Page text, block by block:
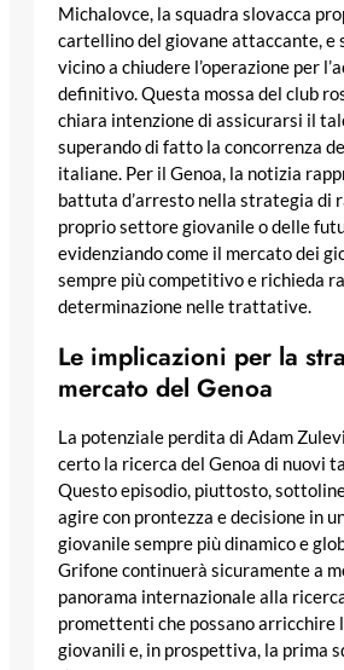
Michalovce, la squadra slovacca
cartellino del giovane attaccante, e
vicino a chiudere l’operazione per
definitivo. Questa mossa del club
chiara intenzione di assicurarsi il
superando di fatto la concorrenza
italiane. Per il Genoa, la notizia
battuta d’arresto nella strategia di
proprio settore giovanile o delle
evidenziando come il mercato dei
sempre più competitivo e richieda
determinazione nelle trattative.
Le implicazioni per la
mercato del Genoa
La potenziale perdita di Adam
certo la ricerca del Genoa di nuovi
Questo episodio, piuttosto,
agire con prontezza e decisione in
giovanile sempre più dinamico e
Grifone continuerà sicuramente a
panorama internazionale alla
promettenti che possano arricchire
giovanili e, in prospettiva, la prima